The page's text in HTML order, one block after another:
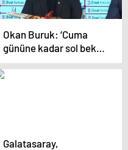
Okan Buruk: ‘Cuma
gününe kadar sol bek
transferini
sonlandırmak istiyoruz’
Galatasaray,